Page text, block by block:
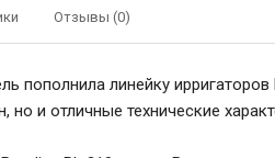
Отзывы (0)
пополнила линейку
но и отличные технические